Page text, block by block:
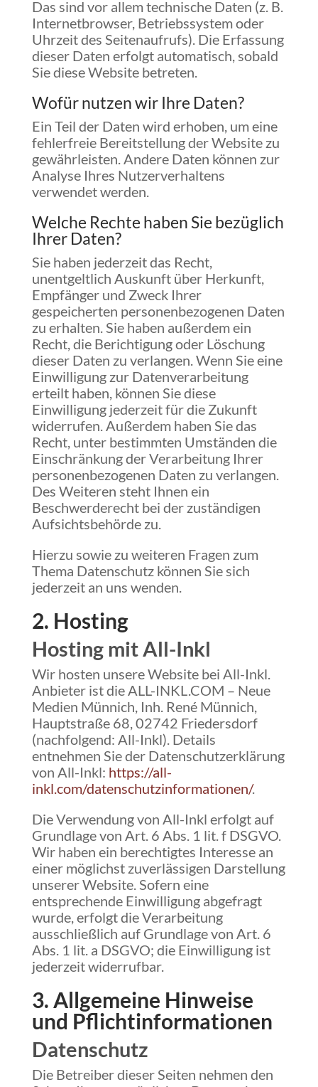
Das sind vor allem technische Daten (z. B.
Internetbrowser, Betriebssystem oder
Uhrzeit des Seitenaufrufs). Die Erfassung
dieser Daten erfolgt automatisch, sobald
Sie diese Website betreten.
Wofür nutzen wir Ihre Daten?
Ein Teil der Daten wird erhoben, um eine
fehlerfreie Bereitstellung der Website zu
gewährleisten. Andere Daten können zur
Analyse Ihres Nutzerverhaltens
verwendet werden.
Welche Rechte haben Sie bezüglich
Ihrer Daten?
Sie haben jederzeit das Recht,
unentgeltlich Auskunft über Herkunft,
Empfänger und Zweck Ihrer
gespeicherten personenbezogenen Daten
zu erhalten. Sie haben außerdem ein
Recht, die Berichtigung oder Löschung
dieser Daten zu verlangen. Wenn Sie eine
Einwilligung zur Datenverarbeitung
erteilt haben, können Sie diese
Einwilligung jederzeit für die Zukunft
widerrufen. Außerdem haben Sie das
Recht, unter bestimmten Umständen die
Einschränkung der Verarbeitung Ihrer
personenbezogenen Daten zu verlangen.
Des Weiteren steht Ihnen ein
Beschwerderecht bei der zuständigen
Aufsichtsbehörde zu.
Hierzu sowie zu weiteren Fragen zum
Thema Datenschutz können Sie sich
jederzeit an uns wenden.
2. Hosting
Hosting mit All-Inkl
Wir hosten unsere Website bei All-Inkl.
Anbieter ist die ALL-INKL.COM – Neue
Medien Münnich, Inh. René Münnich,
Hauptstraße 68, 02742 Friedersdorf
(nachfolgend: All-Inkl). Details
entnehmen Sie der Datenschutzerklärung
von All-Inkl: https://all-
inkl.com/datenschutzinformationen/.
Die Verwendung von All-Inkl erfolgt auf
Grundlage von Art. 6 Abs. 1 lit. f DSGVO.
Wir haben ein berechtigtes Interesse an
einer möglichst zuverlässigen Darstellung
unserer Website. Sofern eine
entsprechende Einwilligung abgefragt
wurde, erfolgt die Verarbeitung
ausschließlich auf Grundlage von Art. 6
Abs. 1 lit. a DSGVO; die Einwilligung ist
jederzeit widerrufbar.
3. Allgemeine Hinweise
und Pflicht­informationen
Datenschutz
Die Betreiber dieser Seiten nehmen den